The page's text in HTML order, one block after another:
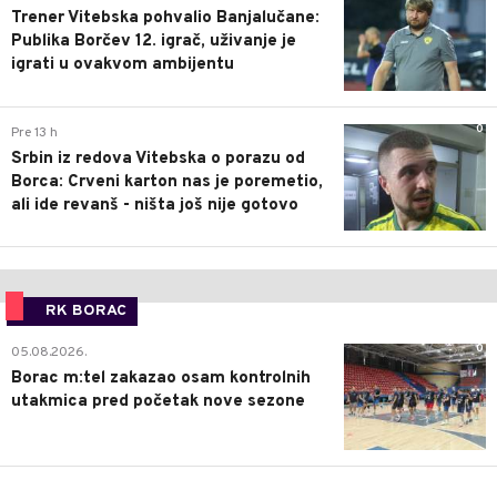
Trener Vitebska pohvalio Banjalučane:
Publika Borčev 12. igrač, uživanje je
igrati u ovakvom ambijentu
0
Pre 13 h
Srbin iz redova Vitebska o porazu od
Borca: Crveni karton nas je poremetio,
ali ide revanš - ništa još nije gotovo
RK BORAC
0
05.08.2026.
Borac m:tel zakazao osam kontrolnih
utakmica pred početak nove sezone